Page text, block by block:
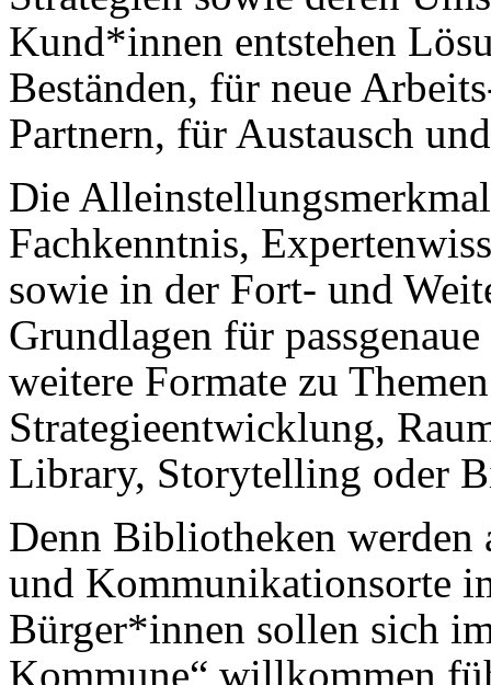
Kund*innen entstehen
Beständen, für neue
Partnern, für Austausch
Die
Fachkenntnis,
sowie in der Fort- und
Grundlagen für
weitere Formate zu
Strategieentwicklung,
Library, Storytelling oder
Denn Bibliotheken werden
und Kommunikationsorte
Bürger*innen sollen sich
Kommune“ willkommen